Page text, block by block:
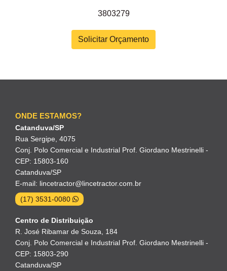
3803279
Solicitar Orçamento
ONDE ESTAMOS?
Catanduva/SP
Rua Sergipe, 4075
Conj. Polo Comercial e Industrial Prof. Giordano Mestrinelli -
CEP: 15803-160
Catanduva/SP
E-mail: lincetractor@lincetractor.com.br
(17) 3531-0080
Centro de Distribuição
R. José Ribamar de Souza, 184
Conj. Polo Comercial e Industrial Prof. Giordano Mestrinelli -
CEP: 15803-290
Catanduva/SP